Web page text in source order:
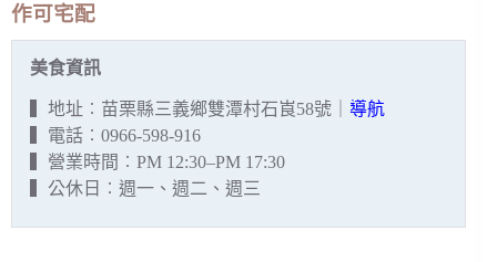
作可宅配
美食資訊
▍地址︰苗栗縣三義鄉雙潭村石崀58號｜ 導航
▍電話︰0966-598-916
▍營業時間︰PM 12:30–PM 17:30
▍公休日︰週一、週二、週三